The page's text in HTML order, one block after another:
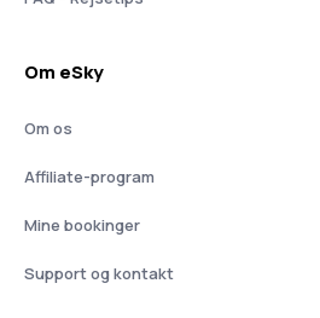
Om eSky
Om os
Affiliate-program
Mine bookinger
Support og kontakt